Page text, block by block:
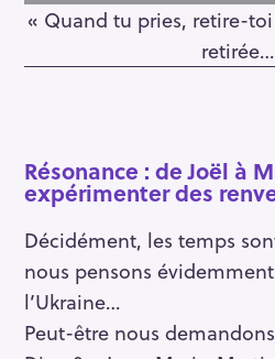
« Quand tu pries, retire-
Résonance : de Joël à
expérimenter des
Décidément, les temps
nous pensons
l’Ukraine…
Peut-être nous
R
e
c